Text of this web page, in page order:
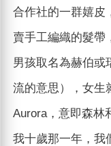
合作社的一群嬉皮
賣手工編織的髮帶
男孩取名為赫伯或
流的意思），女生
Aurora，意即森林
我十歲那一年，我